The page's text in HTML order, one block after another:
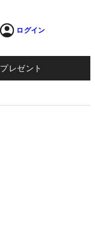
ログイン
プレゼント